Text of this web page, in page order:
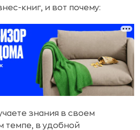
книг, и вот почему:
знания в своем
темпе, в удобной